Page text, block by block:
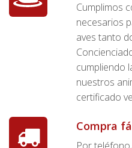
Cumplimos
necesarios
aves tanto
cumpliendo
nuestros
certificado
Compra